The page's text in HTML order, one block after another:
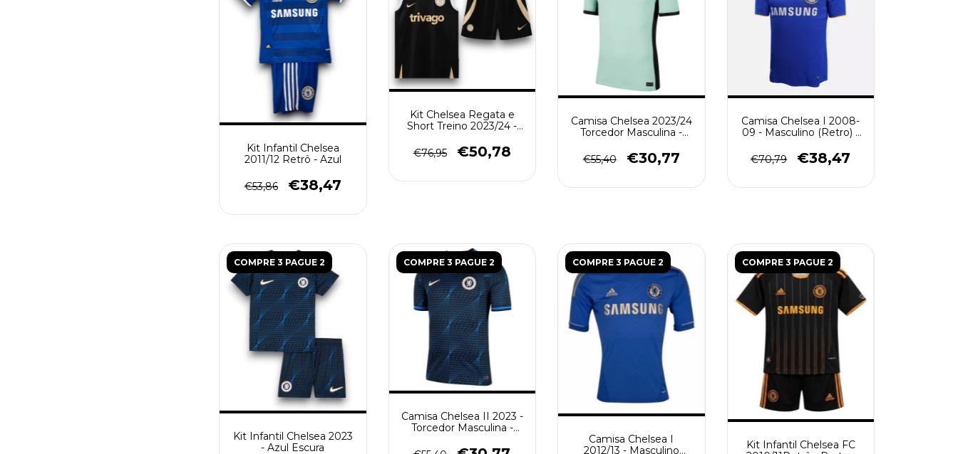
Kit Infantil Chelsea
2011/12 Retrô - Azul
€53,86 €38,47
Kit Chelsea Regata e
Short Treino 2023/24 -
€76,95
€50,78
Camisa Chelsea 2023/24
Torcedor Masculina -
€55,40
€30,77
Camisa Chelsea I 2008-
09 - Masculino (Retro) -
€70,79
€38,47
COMPRE 3 PAGUE 2
Kit Infantil Chelsea 2023
- Azul Escura
COMPRE 3 PAGUE 2
Camisa Chelsea II 2023 -
Torcedor Masculina -
COMPRE 3 PAGUE 2
Camisa Chelsea I
2012/13 - Masculino
COMPRE 3 PAGUE 2
Kit Infantil Chelsea FC